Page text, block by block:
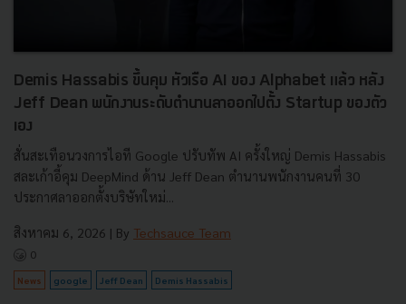
Demis Hassabis ขึ้นคุม หัวเรือ AI ของ Alphabet แล้ว หลัง
Jeff Dean พนักงานระดับตำนานลาออกไปตั้ง Startup ของตัว
เอง
สั่นสะเทือนวงการไอที Google ปรับทัพ AI ครั้งใหญ่ Demis Hassabis
สละเก้าอี้คุม DeepMind ด้าน Jeff Dean ตำนานพนักงานคนที่ 30
ประกาศลาออกตั้งบริษัทใหม่...
สิงหาคม 6, 2026 | By Techsauce Team
0
News google Jeff Dean Demis Hassabis